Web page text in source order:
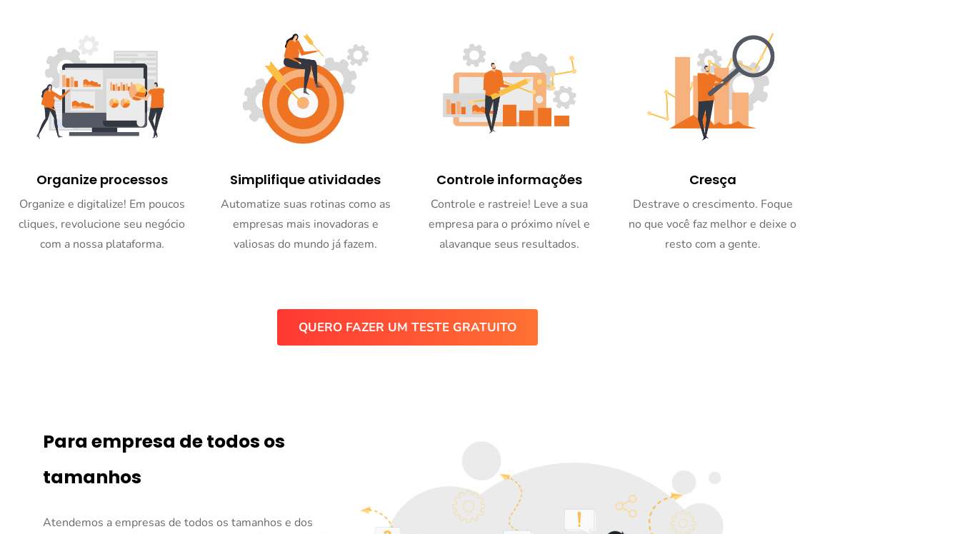
Organize processos
Organize e digitalize! Em poucos
cliques, revolucione seu negócio
com a nossa plataforma.
Simplifique atividades
Automatize suas rotinas como as
empresas mais inovadoras e
valiosas do mundo já fazem.
Controle informações
Controle e rastreie! Leve a sua
empresa para o próximo nível e
alavanque seus resultados.
Cresça
Destrave o crescimento. Foque
no que você faz melhor e deixe o
resto com a gente.
QUERO FAZER UM TESTE GRATUITO
Para empresa de todos os
tamanhos
Atendemos a empresas de todos os tamanhos e dos